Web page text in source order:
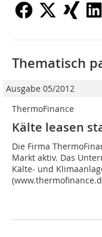
Thematisch
Ausgabe 05/2012
ThermoFinance
Kälte leasen
Die Firma
Markt aktiv. Das
Kälte- und